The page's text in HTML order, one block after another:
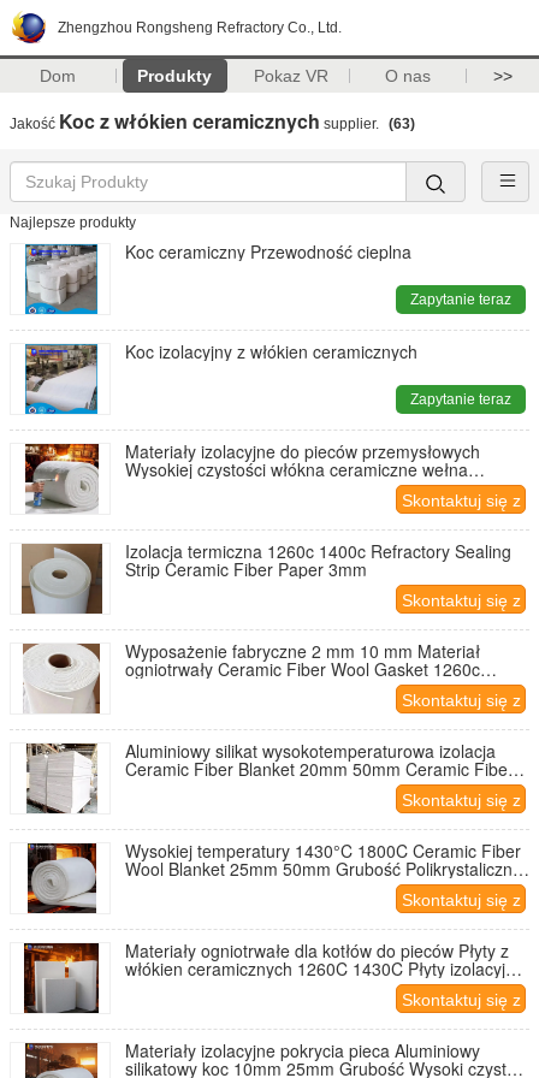
Zhengzhou Rongsheng Refractory Co., Ltd.
Dom Produkty Pokaz VR O nas >>
Jakość Koc z włókien ceramicznych supplier. (63)
Najlepsze produkty
Koc ceramiczny Przewodność cieplna
Zapytanie teraz
Koc izolacyjny z włókien ceramicznych
Zapytanie teraz
Materiały izolacyjne do pieców przemysłowych
Wysokiej czystości włókna ceramiczne wełna
Skontaktuj się z
nami
Izolacja termiczna 1260c 1400c Refractory Sealing
Strip Ceramic Fiber Paper 3mm
Skontaktuj się z
nami
Wyposażenie fabryczne 2 mm 10 mm Materiał
ogniotrwały Ceramic Fiber Wool Gasket 1260c
Izolacja Termiczna Ceramic Fiber Paper
Skontaktuj się z
nami
Aluminiowy silikat wysokotemperaturowa izolacja
Ceramic Fiber Blanket 20mm 50mm Ceramic Fiber
Skontaktuj się z
nami
Wysokiej temperatury 1430°C 1800C Ceramic Fiber
Wool Blanket 25mm 50mm Grubość Polikrystaliczne
Skontaktuj się z
nami
Materiały ogniotrwałe dla kotłów do pieców Płyty z
włókien ceramicznych 1260C 1430C Płyty izolacyjne
Skontaktuj się z
nami
Materiały izolacyjne pokrycia pieca Aluminiowy
silikatowy koc 10mm 25mm Grubość Wysoki czyste